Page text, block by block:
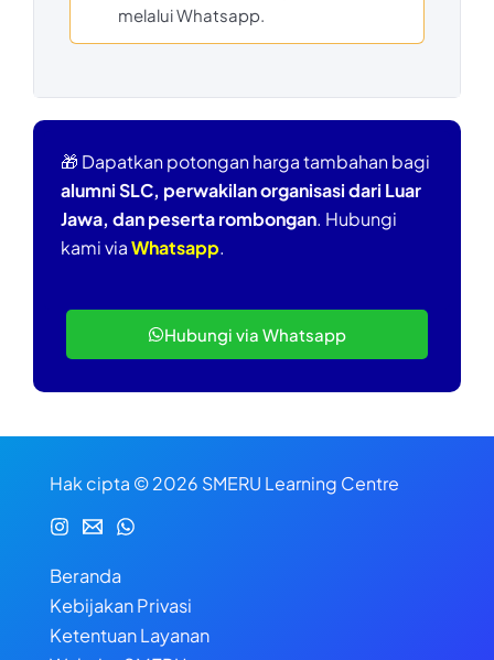
melalui Whatsapp.
🎁 Dapatkan potongan harga tambahan bagi
alumni SLC, perwakilan organisasi dari Luar
Jawa, dan peserta rombongan. Hubungi
kami viaWhatsapp.
Hubungi via Whatsapp
Hak cipta © 2026 SMERU Learning Centre
Beranda
Kebijakan Privasi
Ketentuan Layanan